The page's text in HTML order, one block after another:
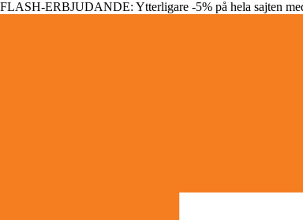
FLASH-ERBJUDANDE: Ytterligare -5% på hela sajten